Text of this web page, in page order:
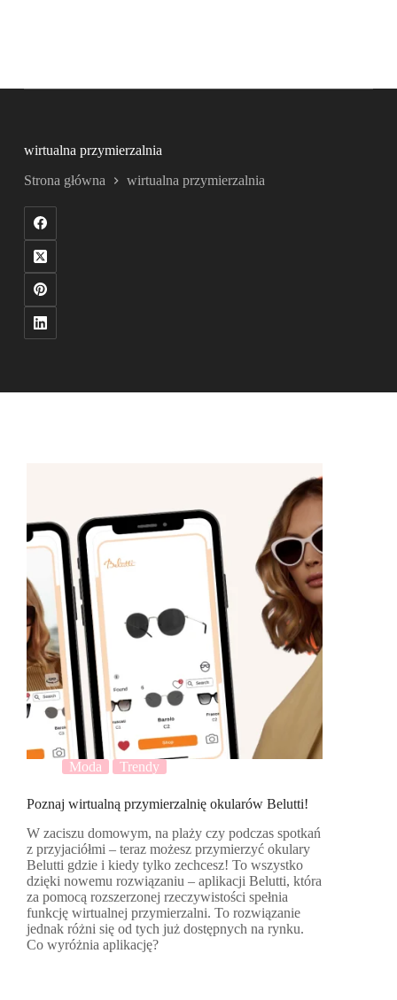
wirtualna przymierzalnia
Strona główna wirtualna przymierzalnia
Moda Trendy
Poznaj wirtualną przymierzalnię okularów Belutti!
W zaciszu domowym, na plaży czy podczas spotkań
z przyjaciółmi – teraz możesz przymierzyć okulary
Belutti gdzie i kiedy tylko zechcesz! To wszystko
dzięki nowemu rozwiązaniu – aplikacji Belutti, która
za pomocą rozszerzonej rzeczywistości spełnia
funkcję wirtualnej przymierzalni. To rozwiązanie
jednak różni się od tych już dostępnych na rynku.
Co wyróżnia aplikację?